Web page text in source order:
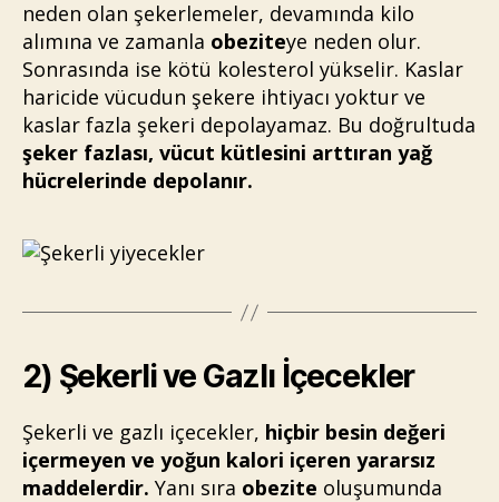
neden olan şekerlemeler, devamında kilo
alımına ve zamanla obeziteye neden olur.
Sonrasında ise kötü kolesterol yükselir. Kaslar
haricide vücudun şekere ihtiyacı yoktur ve
kaslar fazla şekeri depolayamaz. Bu doğrultuda
şeker fazlası, vücut kütlesini arttıran yağ
hücrelerinde depolanır.
2) Şekerli ve Gazlı İçecekler
Şekerli ve gazlı içecekler, hiçbir besin değeri
içermeyen ve yoğun kalori içeren yararsız
maddelerdir. Yanı sıra obezite oluşumunda